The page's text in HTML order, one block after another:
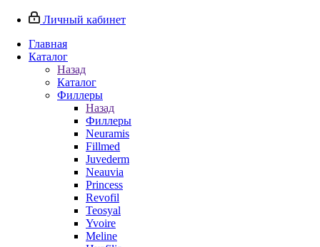
Личный кабинет
Главная
Каталог
Назад
Каталог
Филлеры
Назад
Филлеры
Neuramis
Fillmed
Juvederm
Neauvia
Princess
Revofil
Teosyal
Yvoire
Meline